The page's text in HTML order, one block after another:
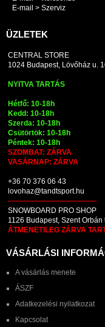
E-mail > Szerviz
ÜZLETEK
CENTRAL STORE
1024 Budapest, Lövőház u.
NYITVA TARTÁS
Hétfő: 10-18h
Kedd: 10-18h
Szerda: 10-18h
Csütörtök: 10-18h
Péntek: 10-18h
SZOMBAT: ZÁRVA
VASÁRNAP: ZÁRVA
+36 70 376 06 43
lovohaz@tandtsport.hu
SNOWBOARD PRO SHOP
1126 Budapest, Szent Orbán
ÁTMENETILEG ZÁRVA
VÁSÁRLÁSI
A vásárlás menete
ÁSZF
Adatkezelési nyilatkozat
Kapcsolat